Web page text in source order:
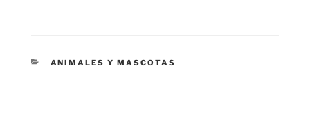
CATEGORÍAS
ANIMALES Y MASCOTAS